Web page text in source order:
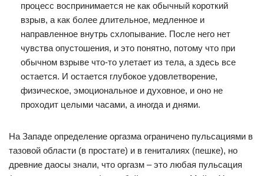
процесс воспринимается не как обычный короткий
взрыв, а как более длительное, медленное и
направленное внутрь схлопывание. После него нет
чувства опустошения, и это понятно, потому что при
обычном взрыве что-то улетает из тела, а здесь все
остается. И остается глубокое удовлетворение,
физическое, эмоциональное и духовное, и оно не
проходит целыми часами, а иногда и днями.
На Западе определение оргазма ограничено пульсациями в
тазовой области (в простате) и в гениталиях (пешке), но
древние даосы знали, что оргазм – это любая пульсация